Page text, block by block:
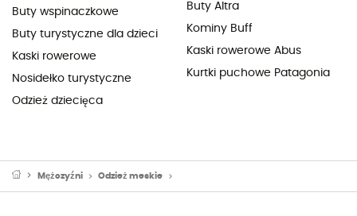
Buty wspinaczkowe
Buty turystyczne dla dzieci
Kaski rowerowe
Nosidełko turystyczne
Odzież dziecięca
Buty Altra
Kominy Buff
Kaski rowerowe Abus
Kurtki puchowe Patagonia
Mężczyźni Odzież meskie